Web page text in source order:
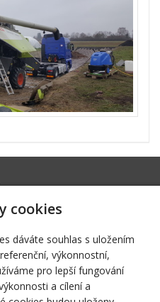
cookies
dáváte souhlas s uložením
výkonnostní,
pro lepší fungování
a cílení a